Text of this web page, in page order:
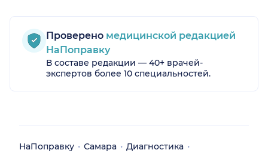
Проверено медицинской редакцией
НаПоправку
В составе редакции — 40+ врачей-
экспертов более 10 специальностей.
НаПоправку Самара
Диагностика